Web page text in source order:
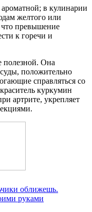
в кулинарии
желтого или
превышение
к горечи и
полезной. Она
положительно
справляться со
куркумин
артрите, укрепляет
оближешь.
руками